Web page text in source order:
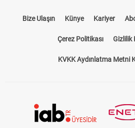
Bize Ulaşın Künye Kariyer
Çerez Politikası Gizlilik
KVKK Aydınlatma Metni